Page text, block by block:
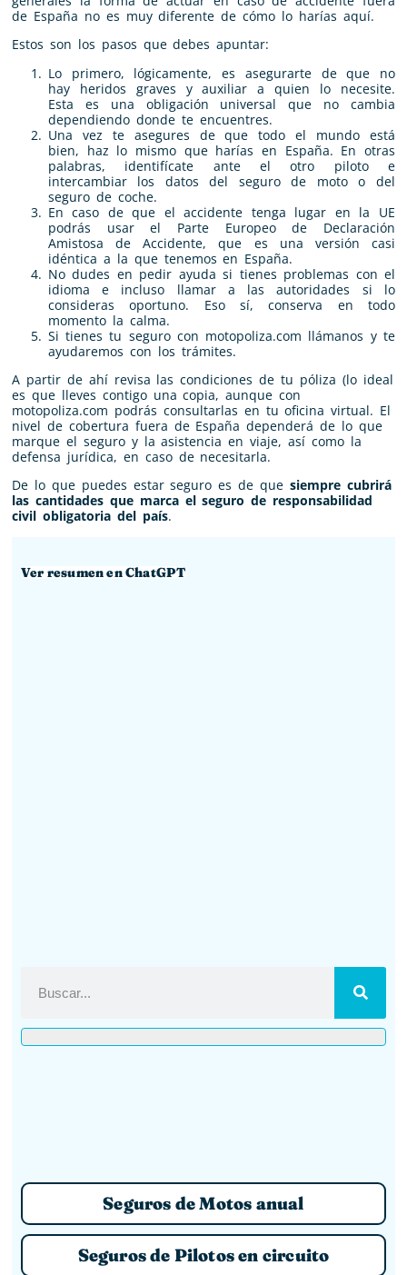
de España no es muy diferente de cómo lo harías aquí.
Estos son los pasos que debes apuntar:
Lo primero, lógicamente, es asegurarte de que no
hay heridos graves y auxiliar a quien lo necesite.
Esta es una obligación universal que no cambia
dependiendo donde te encuentres.
Una vez te asegures de que todo el mundo está
bien, haz lo mismo que harías en España. En otras
palabras, identifícate ante el otro piloto e
intercambiar los datos del seguro de moto o del
seguro de coche.
En caso de que el accidente tenga lugar en la UE
podrás usar el Parte Europeo de Declaración
Amistosa de Accidente, que es una versión casi
idéntica a la que tenemos en España.
No dudes en pedir ayuda si tienes problemas con el
idioma e incluso llamar a las autoridades si lo
consideras oportuno. Eso sí, conserva en todo
momento la calma.
Si tienes tu seguro con motopoliza.com llámanos y te
ayudaremos con los trámites.
A partir de ahí revisa las condiciones de tu póliza (lo ideal
es que lleves contigo una copia, aunque con
motopoliza.com podrás consultarlas en tu oficina virtual. El
nivel de cobertura fuera de España dependerá de lo que
marque el seguro y la asistencia en viaje, así como la
defensa jurídica, en caso de necesitarla.
De lo que puedes estar seguro es de que siempre cubrirá
las cantidades que marca el seguro de responsabilidad
civil obligatoria del país.
Ver resumen en ChatGPT
Seguros de Motos anual
Seguros de Pilotos en circuito